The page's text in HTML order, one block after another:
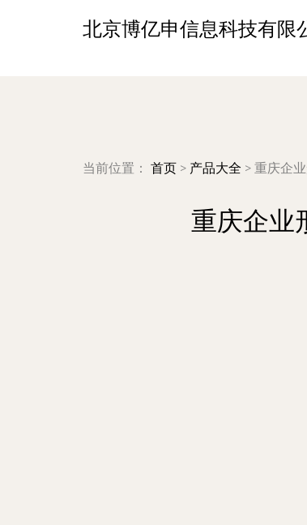
北京博亿申信息科技有限
当前位置： 首页 > 产品大全 > 重庆企
重庆企业